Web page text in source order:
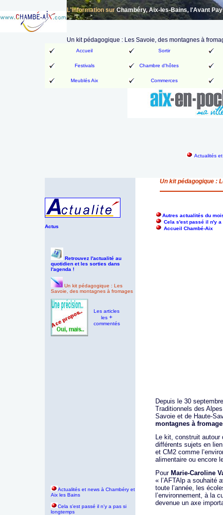
L'information surChambéry, Aix-les-Bains, l'Avant
Un kit pédagogique : Les Savoie, des montagnes à
Accueil Sortir
Festivals Chambre d'hôtes
Meublés Aix Commerces
Actualités
Un kit pédagogique :
Actus
Autres actualités du
Cela s'est passé il n'y
Accueil Chambé-Aix
Retrouvez l'actualité au
quotidien et les sorties dans
l'agenda !
Un kit pédagogique : Les
Savoie, des montagnes à fromages
Les articles
les +
commentés
Actualités et news à Chambéry et
Aix les Bains
Cela s'est passé il n'y a pas si
longtemps
Depuis le 30
Traditionnels des
Savoie et de Haute-
montagnes à
Le kit, construit autour
différents sujets en
et CM2 comme
alimentaire ou encore
Pour Marie-Caroline
« l’AFTAlp a souhaité
toute l’année, les
l’environnement, à la
devenue un axe